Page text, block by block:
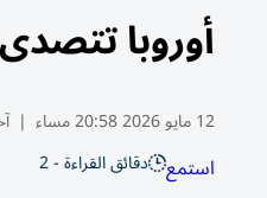
أوروبا
12 مايو 2026 20:58 مساء |
استمع دقائق القراءة - 2